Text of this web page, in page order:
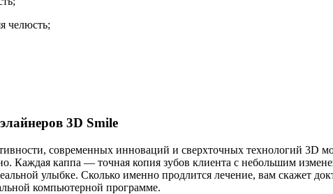
челюсть;
3D Smile
современных инноваций и сверхточных технологий 3D
Каждая каппа — точная копия зубов клиента с небольшим
улыбке. Сколько именно продлится лечение, вам скажет
компьютерной программе.